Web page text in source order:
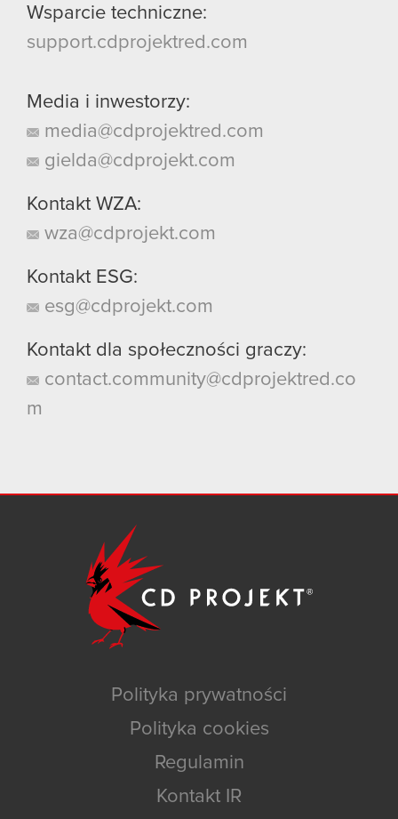
Wsparcie techniczne:
support.cdprojektred.com
Media i inwestorzy:
media@cdprojektred.com
gielda@cdprojekt.com
Kontakt WZA:
wza@cdprojekt.com
Kontakt ESG:
esg@cdprojekt.com
Kontakt dla społeczności graczy:
contact.community@cdprojektred.co
m
Polityka prywatności
Polityka cookies
Regulamin
Kontakt IR